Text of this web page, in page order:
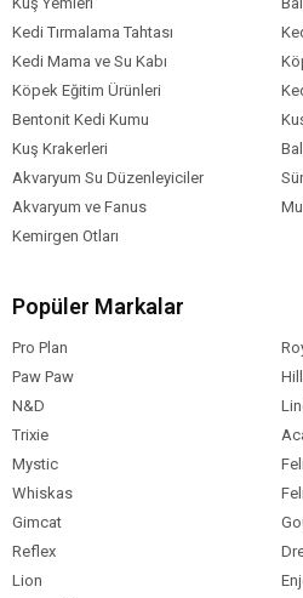
Kedi Tırmalama Tahtası
Kedi Mama ve Su Kabı
Köpek Eğitim Ürünleri
Bentonit Kedi Kumu
Kuş Krakerleri
Akvaryum Su Düzenleyiciler
Akvaryum ve Fanus
Kemirgen Otları
Popüler Markalar
Pro Plan
Paw Paw
N&D
Trixie
Mystic
Whiskas
Gimcat
Reflex
Lion